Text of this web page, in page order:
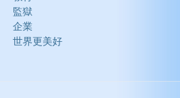
監獄
企業
世界更美好